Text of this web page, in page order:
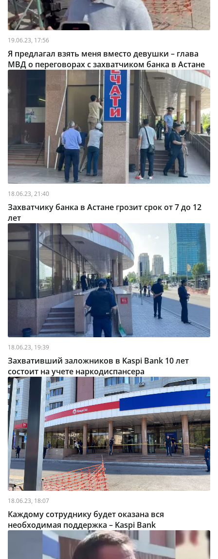
19.06.23, 17:56
Я предлагал взять меня вместо девушки – глава
МВД о переговорах с захватчиком банка в Астане
18.06.23, 21:40
Захватчику банка в Астане грозит срок от 7 до 12
лет
18.06.23, 19:39
Захвативший заложников в Kaspi Bank 10 лет
состоит на учете наркодиспансера
18.06.23, 18:07
Каждому сотруднику будет оказана вся
необходимая поддержка – Kaspi Bank